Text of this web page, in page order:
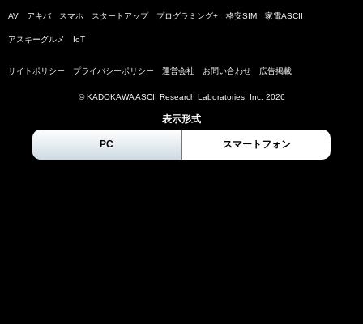
AV アキバ スマホ スタートアップ プログラミング+ 格安SIM 家電ASCII
アスキーグルメ IoT
サイトポリシー プライバシーポリシー 運営会社 お問い合わせ 広告掲載
© KADOKAWA ASCII Research Laboratories, Inc. 2026
表示形式
PC スマートフォン